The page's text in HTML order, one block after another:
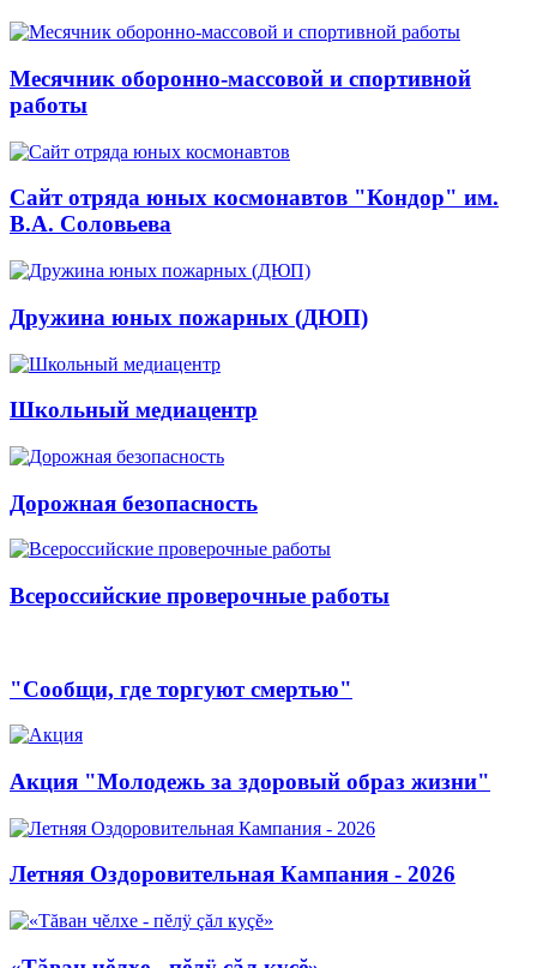
Месячник оборонно-массовой и спортивной
работы
Сайт отряда юных космонавтов "Кондор" им.
В.А. Соловьева
Дружина юных пожарных (ДЮП)
Школьный медиацентр
Дорожная безопасность
Всероссийские проверочные работы
"Сообщи, где торгуют смертью"
Акция "Молодежь за здоровый образ жизни"
Летняя Оздоровительная Кампания - 2026